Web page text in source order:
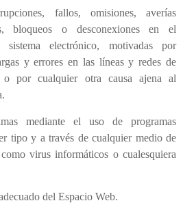
fallos, omisiones, averías
bloqueos o desconexiones en el
sistema electrónico, motivadas por
y errores en las líneas y redes de
o por cualquier otra causa ajena al
mediante el uso de programas
tipo y a través de cualquier medio de
virus informáticos o cualesquiera
del Espacio Web.